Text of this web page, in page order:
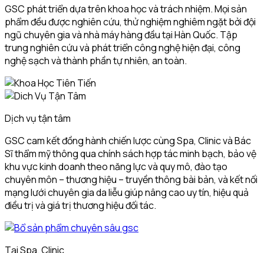
GSC phát triển dựa trên khoa học và trách nhiệm. Mọi sản
phẩm đều được nghiên cứu, thử nghiệm nghiêm ngặt bởi đội
ngũ chuyên gia và nhà máy hàng đầu tại Hàn Quốc. Tập
trung nghiên cứu và phát triển công nghệ hiện đại, công
nghệ sạch và thành phần tự nhiên, an toàn.
Dịch vụ tận tâm
GSC cam kết đồng hành chiến lược cùng Spa, Clinic và Bác
Sĩ thẩm mỹ thông qua chính sách hợp tác minh bạch, bảo vệ
khu vực kinh doanh theo năng lực và quy mô, đào tạo
chuyên môn – thương hiệu – truyền thông bài bản, và kết nối
mạng lưới chuyên gia da liễu giúp nâng cao uy tín, hiệu quả
điều trị và giá trị thương hiệu đối tác.
Tại Spa, Clinic